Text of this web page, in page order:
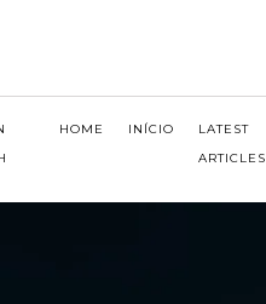
HOME INÍCIO
LATEST
ARTICLES